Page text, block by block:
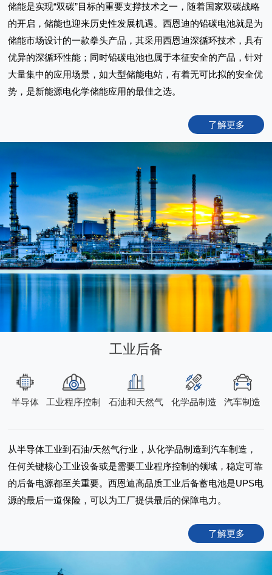
储能是实现“双碳”目标的重要支撑技术之一，随着国家双碳战略
的开启，储能也迎来历史性发展机遇。西恩迪的铅碳电池就是为
储能市场设计的一款拳头产品，其采用西恩迪深循环技术，具有
优异的深循环性能；同时铅碳电池也属于本征安全的产品，针对
大量集中的应用场景，如大型储能电站，有着无可比拟的安全优
势，是新能源电化学储能应用的最佳之选。
了解更多
工业后备
半导体 工业程序控制 石油和天然气 化学品制造 汽车制造
从半导体工业到石油/天然气行业，从化学品制造到汽车制造，
任何关键核心工业设备或是需要工业程序控制的领域，稳定可靠
的后备电源都至关重要。西恩迪高品质工业后备蓄电池是UPS电
源的最后一道保险，可以为工厂提供最后的保障电力。
了解更多